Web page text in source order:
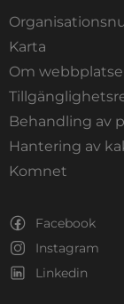
Karta
Om
Behandling av
Hantering av
Komnet
Facebook
Instagram
Linkedin